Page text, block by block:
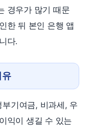
경우가 많기 때문
한 뒤 본인 은행 앱
다.
기여금, 비과세, 우
익이 생길 수 있는